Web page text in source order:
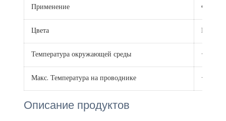
Применение
Цвета
Температура окружающей среды -40℃
Макс. Температура на проводнике +120 ℃
Описание продуктов